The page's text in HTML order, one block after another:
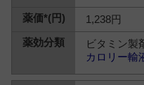
1,238円
ビタミン製
カロリー輸